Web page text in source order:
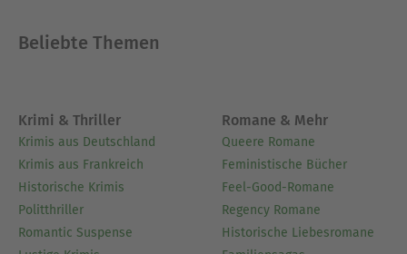
Beliebte Themen
Krimi & Thriller
Krimis aus Deutschland
Krimis aus Frankreich
Historische Krimis
Politthriller
Romantic Suspense
Romane & Mehr
Queere Romane
Feministische Bücher
Feel-Good-Romane
Regency Romane
Historische Liebesromane